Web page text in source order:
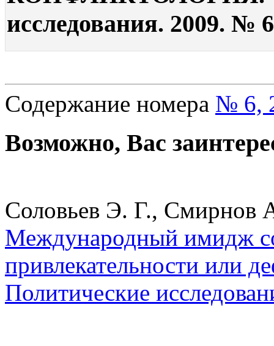
исследования. 2009. № 6
Содержание номера № 6,
Возможно, Вас
Соловьев Э. Г., Смирнов
Международный имидж
привлекательности или
Политические